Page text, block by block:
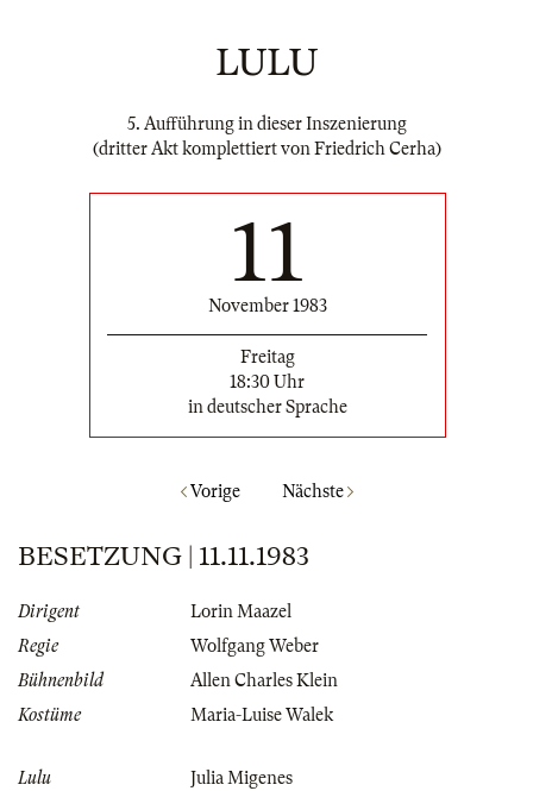
LULU
5. Aufführung in dieser Inszenierung
(dritter Akt komplettiert von Friedrich Cerha)
11
November 1983
Freitag
18:30 Uhr
in deutscher Sprache
Vorige Nächste
BESETZUNG | 11.11.1983
Dirigent
Lorin Maazel
Regie
Wolfgang Weber
Bühnenbild
Allen Charles Klein
Kostüme
Maria-Luise Walek
Lulu
Julia Migenes